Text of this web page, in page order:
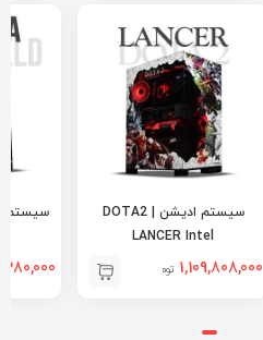
سیستم ادیشن | DOTA2
LANCER Intel
1,109,808,000 تومان